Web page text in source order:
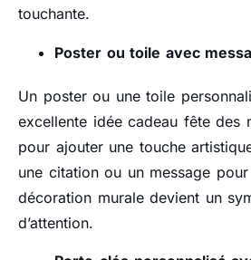
touchante.
Poster ou toile avec
Un poster ou une toile
excellente idée cadeau fête des
pour ajouter une touche
une citation ou un message
décoration murale devient un
d’attention.